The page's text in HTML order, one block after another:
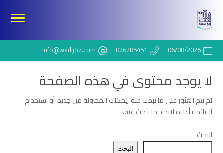
06/08/2026
026285451
info@wadijoz.com
لا يوجد محتوى في هذه الصفحة
لم يتم العثور على ما تبحث عنه. يمكنك المحاولة من جديد، أو استخدام
القائمة أعلاه لإيجاد ما تبحث عنه.
البحث
البحث